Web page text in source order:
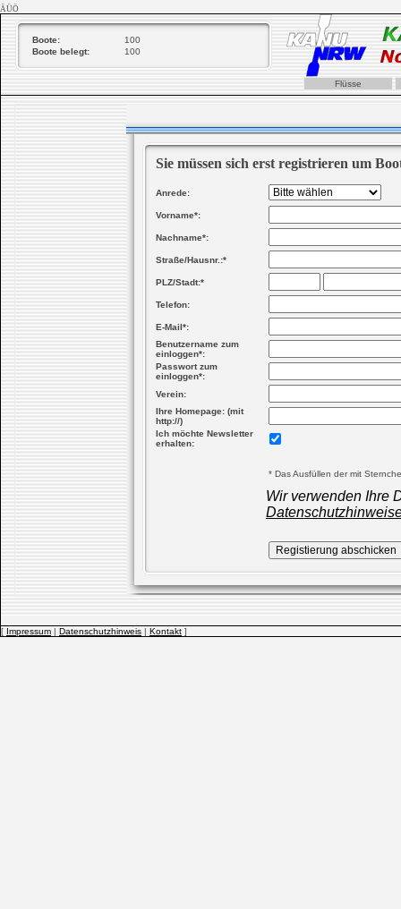
ÄÜÖ
Boote:
100
Boote belegt:
100
Flüsse
Sie müssen sich erst registrieren um
Anrede:
Vorname*:
Nachname*:
Straße/Hausnr.:*
PLZ/Stadt:*
Telefon:
E-Mail*:
Benutzername zum
einloggen*:
Passwort zum
einloggen*:
Verein:
Ihre Homepage: (mit
http://)
Ich möchte Newsletter
erhalten:
* Das Ausfüllen der mit
Wir verwenden Ihre
[ Impressum | Datenschutzhinweis | Kontakt ]